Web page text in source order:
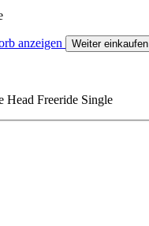
anzeigen Weiter einkaufen
Head Freeride Single